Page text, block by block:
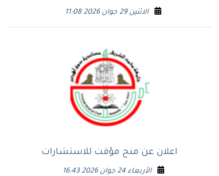
الاثنين 29 جوان 2026 11:08
اعلان عن منح مؤقت للاستشارات
الأربعاء 24 جوان 2026 16:43